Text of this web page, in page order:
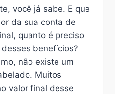
você já sabe. E que
da sua conta de
quanto é preciso
benefícios?
não existe um
Muitos
valor final desse